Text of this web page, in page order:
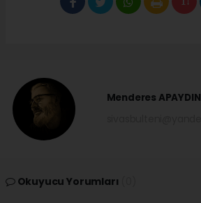
Menderes APAYDIN
Okuyucu Yorumları